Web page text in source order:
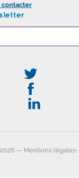
contacter
— Mentions légales